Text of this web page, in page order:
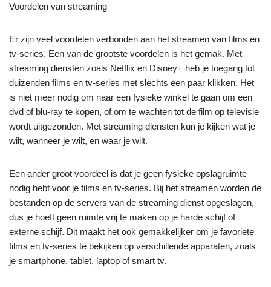
Voordelen van streaming
Er zijn veel voordelen verbonden aan het streamen van films en
tv-series. Een van de grootste voordelen is het gemak. Met
streaming diensten zoals Netflix en Disney+ heb je toegang tot
duizenden films en tv-series met slechts een paar klikken. Het
is niet meer nodig om naar een fysieke winkel te gaan om een
dvd of blu-ray te kopen, of om te wachten tot de film op televisie
wordt uitgezonden. Met streaming diensten kun je kijken wat je
wilt, wanneer je wilt, en waar je wilt.
Een ander groot voordeel is dat je geen fysieke opslagruimte
nodig hebt voor je films en tv-series. Bij het streamen worden de
bestanden op de servers van de streaming dienst opgeslagen,
dus je hoeft geen ruimte vrij te maken op je harde schijf of
externe schijf. Dit maakt het ook gemakkelijker om je favoriete
films en tv-series te bekijken op verschillende apparaten, zoals
je smartphone, tablet, laptop of smart tv.